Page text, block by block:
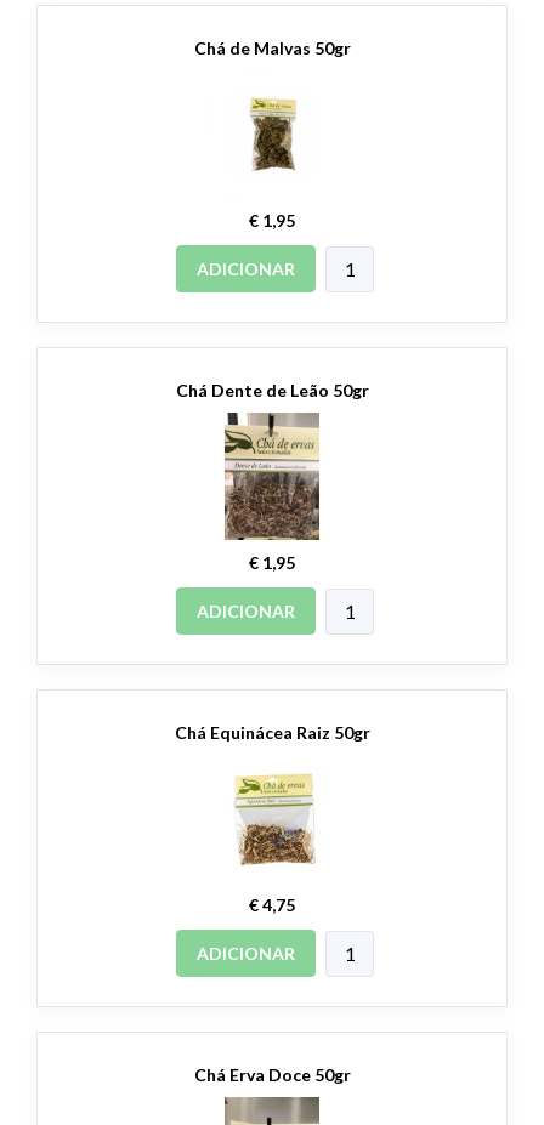
Chá de Malvas 50gr
€ 1,95
ADICIONAR
Chá Dente de Leão 50gr
€ 1,95
ADICIONAR
Chá Equinácea Raiz 50gr
€ 4,75
ADICIONAR
Chá Erva Doce 50gr